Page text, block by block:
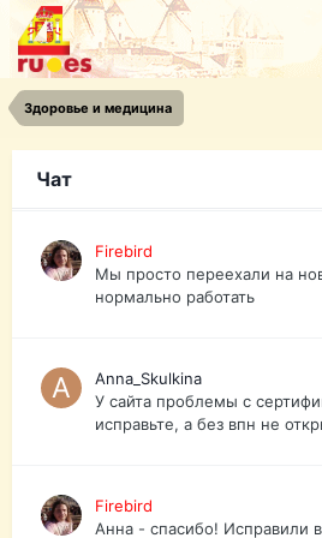
Здоровье и медицина
Чат
urist.dokument@gmail.com
Телеграмм @uristpassua
Firebird
Друзья - из России без VPN
Firebird
Мы просто переехали на
нормально работать
Anna_Skulkina
У сайта проблемы с
исправьте, а без впн не
Firebird
Анна - спасибо! Исправили